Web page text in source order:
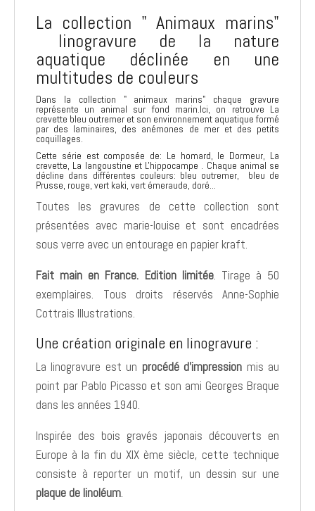
La collection " Animaux marins"
linogravure de la nature
aquatique déclinée en une
multitudes de couleurs
Dans la collection " animaux marins" chaque gravure
représente un animal sur fond marin.Ici, on retrouve La
crevette bleu outremer et son environnement aquatique formé
par des laminaires, des anémones de mer et des petits
coquillages.
Cette série est composée de: Le homard, le Dormeur, La
crevette, La langoustine et L'hippocampe . Chaque animal se
décline dans différentes couleurs: bleu outremer, bleu de
Prusse, rouge, vert kaki, vert émeraude, doré...
Toutes les gravures de cette collection sont
présentées avec marie-louise et sont encadrées
sous verre avec un entourage en papier kraft.
Fait main en France. Edition limitée. Tirage à 50
exemplaires. Tous droits réservés Anne-Sophie
Cottrais Illustrations.
Une création originale en linogravure :
La linogravure est un procédé d'impression mis au
point par Pablo Picasso et son ami Georges Braque
dans les années 1940.
Inspirée des bois gravés japonais découverts en
Europe à la fin du XIX ème siècle, cette technique
consiste à reporter un motif, un dessin sur une
plaque de linoléum.